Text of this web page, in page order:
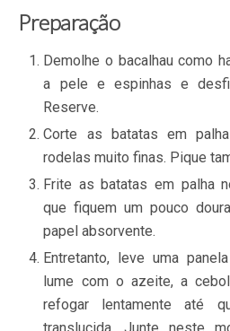
Preparação
Demolhe o bacalhau como
a pele e espinhas e
Reserve.
Corte as batatas em
rodelas muito finas. Pique
Frite as batatas em palha
que fiquem um pouco
papel absorvente.
Entretanto, leve uma
lume com o azeite, a
refogar lentamente até